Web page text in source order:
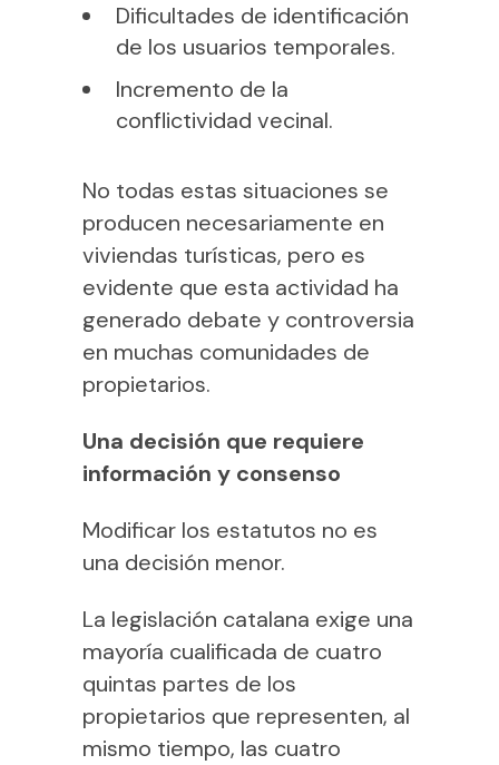
Dificultades de identificación
de los usuarios temporales.
Incremento de la
conflictividad vecinal.
No todas estas situaciones se
producen necesariamente en
viviendas turísticas, pero es
evidente que esta actividad ha
generado debate y controversia
en muchas comunidades de
propietarios.
Una decisión que requiere
información y consenso
Modificar los estatutos no es
una decisión menor.
La legislación catalana exige una
mayoría cualificada de cuatro
quintas partes de los
propietarios que representen, al
mismo tiempo, las cuatro